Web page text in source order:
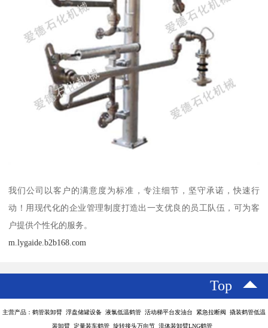
我们公司以客户的满意度为标准，专注细节，坚守承诺，快速行
动！用现代化的企业管理制度打造出一支优良的员工队伍，可为客
户提供个性化的服务。
m.lygaide.b2b168.com
Top
主营产品：鹤管装卸臂 浮盘储罐设备 液氯低温鹤管 活动梯平台发油台 紧急拉断阀 撬装鹤管低温
装卸臂 定量装车鹤管 旋转接头万向节 流体装卸臂LNG鹤管